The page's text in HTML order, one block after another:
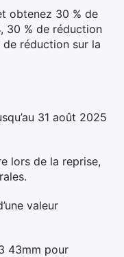
obtenez 30 % de
30 % de réduction
de réduction sur la
31 août 2025
lors de la reprise,
valeur
43mm pour